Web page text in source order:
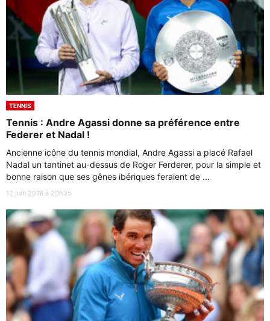
TENNIS
Tennis : Andre Agassi donne sa préférence entre
Federer et Nadal !
Ancienne icône du tennis mondial, Andre Agassi a placé Rafael
Nadal un tantinet au-dessus de Roger Ferderer, pour la simple et
bonne raison que ses gênes ibériques feraient de ...
12 juin 2018 à 20h35